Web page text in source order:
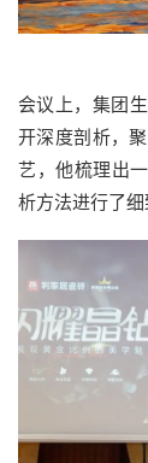
会议上，集团
开深度剖析，
艺，他梳理出
析方法进行了细